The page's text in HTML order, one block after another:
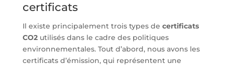
certificats
Il existe principalement trois types de certificats
CO2utilisés dans le cadre des politiques
environnementales. Tout d’abord, nous avons les
certificats d’émission, qui représentent une